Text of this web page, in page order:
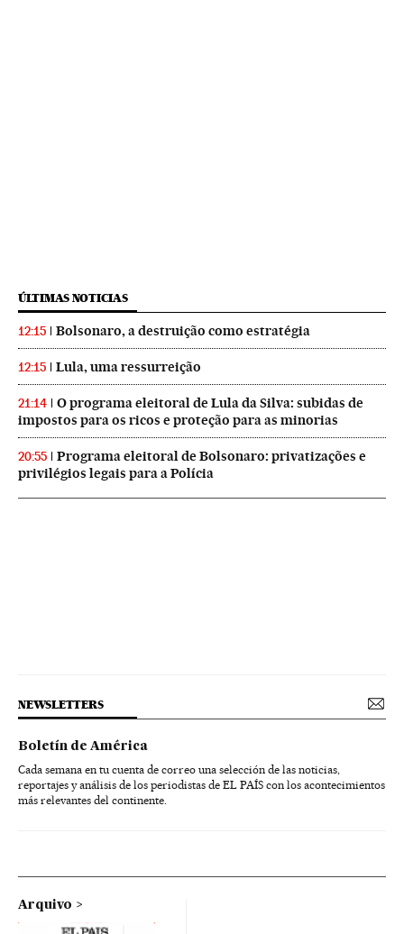
ÚLTIMAS NOTICIAS
12:15 Bolsonaro, a destruição como estratégia
12:15 Lula, uma ressurreição
21:14
O programa eleitoral de Lula da Silva: subidas de
impostos para os ricos e proteção para as minorias
20:55
Programa eleitoral de Bolsonaro: privatizações e
privilégios legais para a Polícia
NEWSLETTERS
Boletín de América
Cada semana en tu cuenta de correo una selección de las noticias,
reportajes y análisis de los periodistas de EL PAÍS con los acontecimientos
más relevantes del continente.
Arquivo